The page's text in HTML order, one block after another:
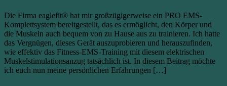
Die Firma eaglefit® hat mir großzügigerweise ein PRO EMS-
Komplettsystem bereitgestellt, das es ermöglicht, den Körper und
die Muskeln auch bequem von zu Hause aus zu trainieren. Ich hatte
das Vergnügen, dieses Gerät auszuprobieren und herauszufinden,
wie effektiv das Fitness-EMS-Training mit diesem elektrischen
Muskelstimulationsanzug tatsächlich ist. In diesem Beitrag möchte
ich euch nun meine persönlichen Erfahrungen […]